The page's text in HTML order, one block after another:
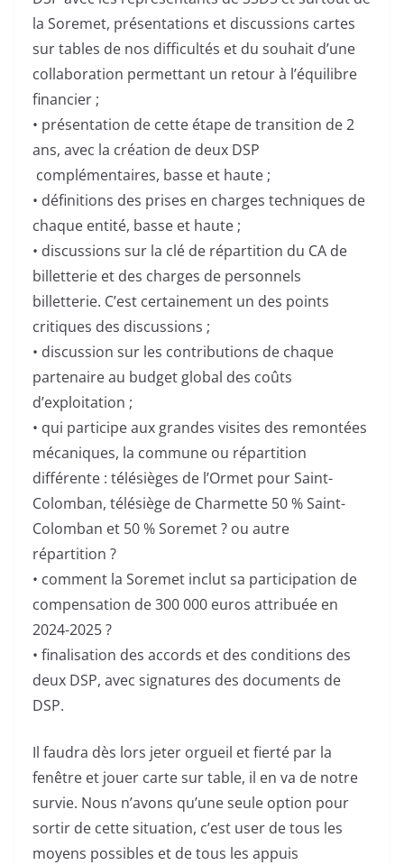
la Soremet, présentations et discussions cartes
sur tables de nos difficultés et du souhait d’une
collaboration permettant un retour à l’équilibre
financier ;
• présentation de cette étape de transition de 2
ans, avec la création de deux DSP
complémentaires, basse et haute ;
• définitions des prises en charges techniques de
chaque entité, basse et haute ;
• discussions sur la clé de répartition du CA de
billetterie et des charges de personnels
billetterie. C’est certainement un des points
critiques des discussions ;
• discussion sur les contributions de chaque
partenaire au budget global des coûts
d’exploitation ;
• qui participe aux grandes visites des remontées
mécaniques, la commune ou répartition
différente : télésièges de l’Ormet pour Saint-
Colomban, télésiège de Charmette 50 % Saint-
Colomban et 50 % Soremet ? ou autre
répartition ?
• comment la Soremet inclut sa participation de
compensation de 300 000 euros attribuée en
2024-2025 ?
• finalisation des accords et des conditions des
deux DSP, avec signatures des documents de
DSP.
Il faudra dès lors jeter orgueil et fierté par la
fenêtre et jouer carte sur table, il en va de notre
survie. Nous n’avons qu’une seule option pour
sortir de cette situation, c’est user de tous les
moyens possibles et de tous les appuis